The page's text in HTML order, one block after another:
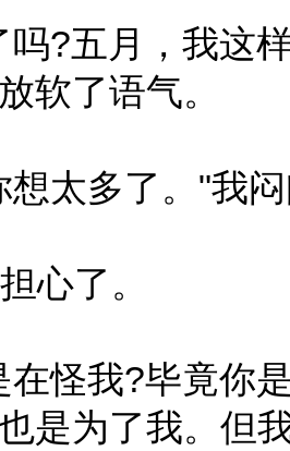
?五月，我这
软了语气。
太多了。"我
心了。
怪我?毕竟你
是为了我。但